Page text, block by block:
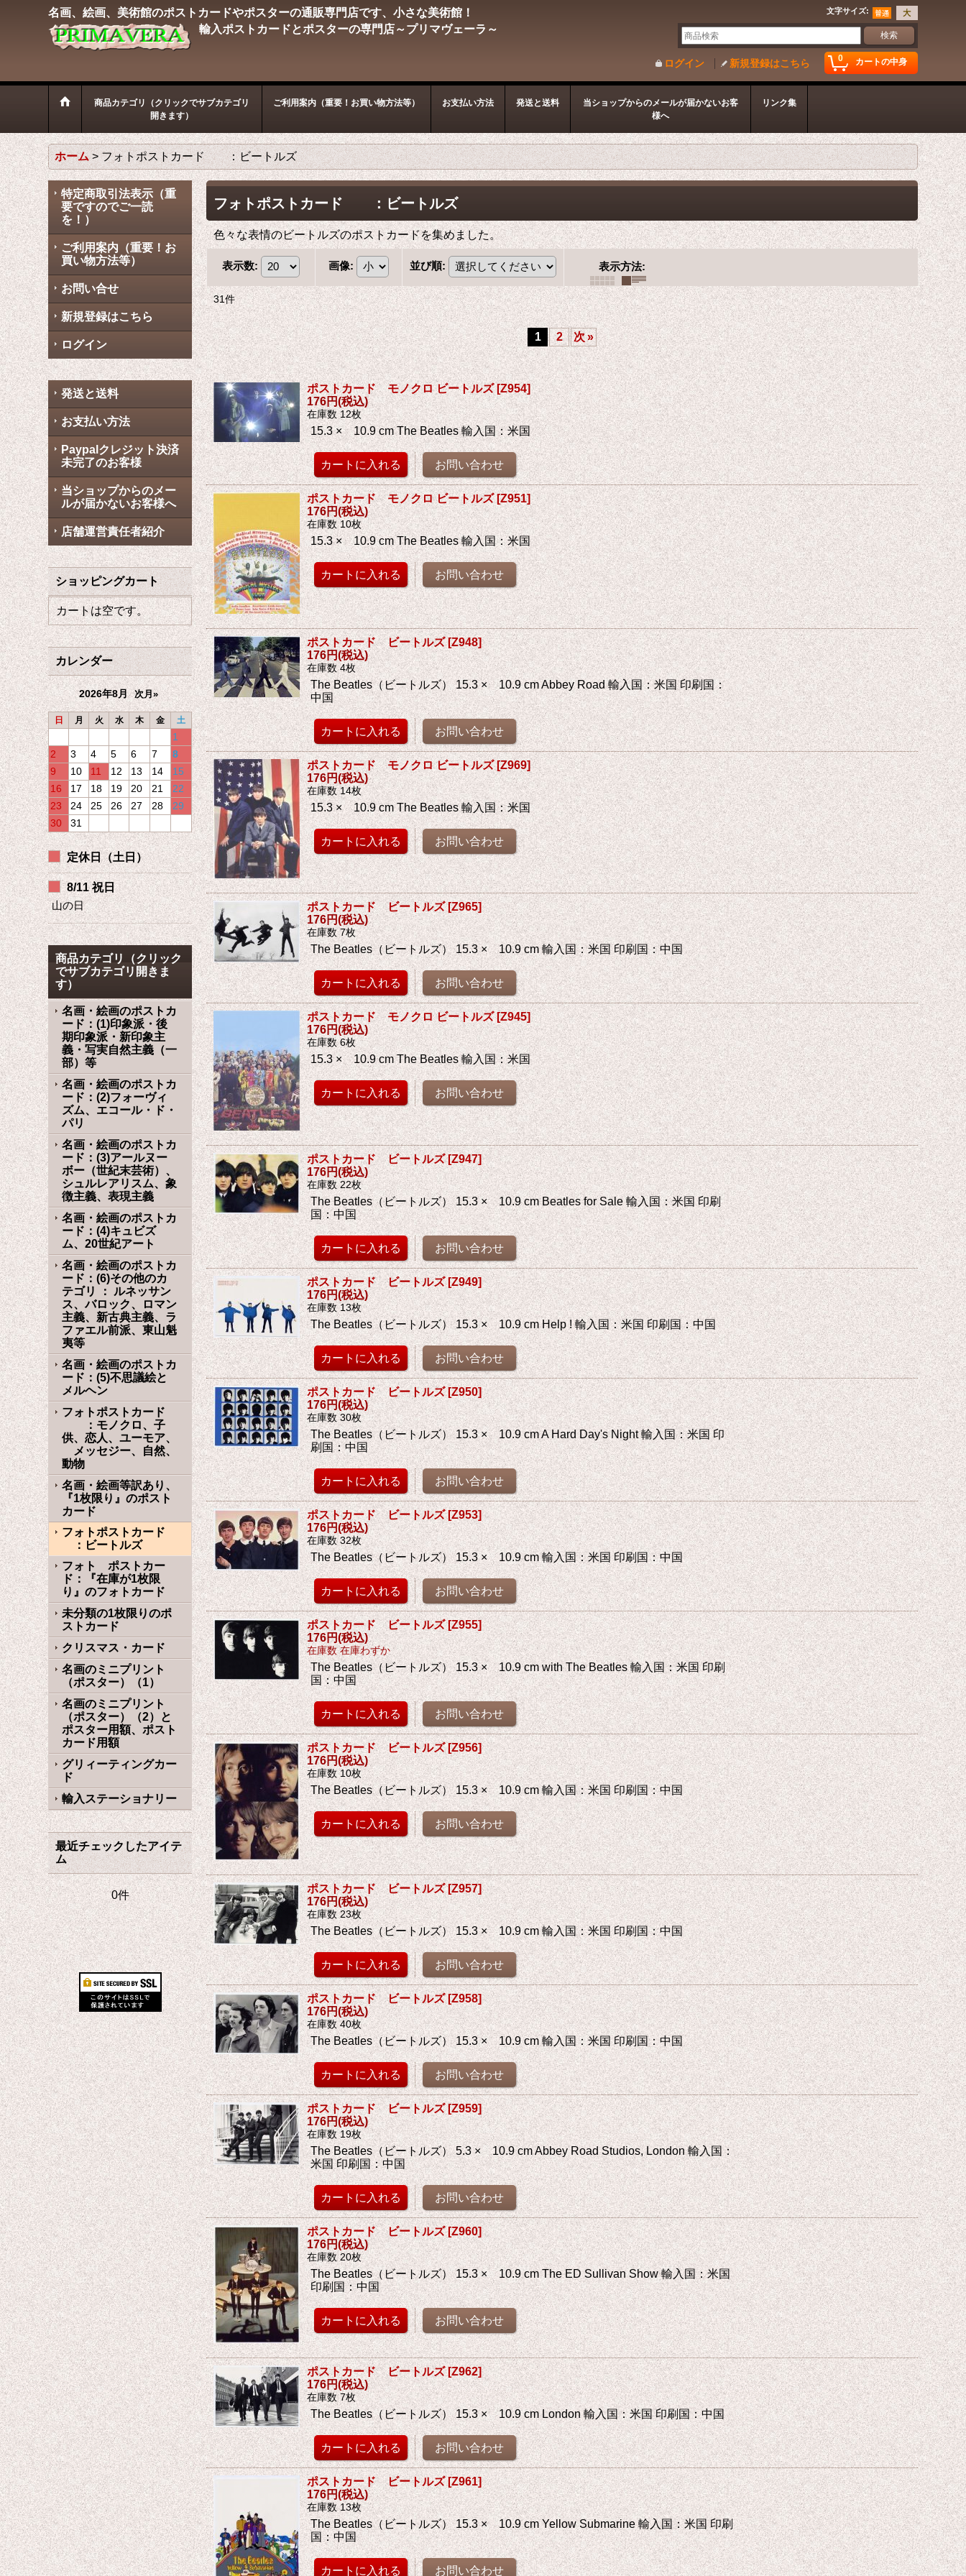
名画、絵画、美術館のポストカードやポスターの通販専門店です、小さな美術館！ 文字サイズ:
輸入ポストカードとポスターの専門店～プリマヴェーラ～
0 カートの中身
ログイン 新規登録はこちら
商品カテゴリ（クリックでサブカテゴリ
開きます）
ご利用案内（重要！お買い物方法等） お支払い方法 発送と送料
当ショップからのメールが届かないお客
様へ
リンク集
ホーム > フォトポストカード ：ビートルズ
特定商取引法表示（重
要ですのでご一読
を！）
ご利用案内（重要！お
買い物方法等）
お問い合せ
新規登録はこちら
ログイン
発送と送料
お支払い方法
Paypalクレジット決済
未完了のお客様
当ショップからのメー
ルが届かないお客様へ
店舗運営責任者紹介
ショッピングカート
カートは空です。
カレンダー
2026年8月 次月»
日 月 火 水 木 金 土
1
2
3 4 5 6 7
8
9
10 11 12 13 14
15
16
17 18 19 20 21
22
23
24 25 26 27 28
29
30
31
定休日（土日）
8/11 祝日
山の日
商品カテゴリ（クリック
でサブカテゴリ開きま
す）
名画・絵画のポストカ
ード：(1)印象派・後
期印象派・新印象主
義・写実自然主義（一
部）等
名画・絵画のポストカ
ード：(2)フォーヴィ
ズム、エコール・ド・
パリ
名画・絵画のポストカ
ード：(3)アールヌー
ボー（世紀末芸術）、
シュルレアリスム、象
徴主義、表現主義
名画・絵画のポストカ
ード：(4)キュビズ
ム、20世紀アート
名画・絵画のポストカ
ード：(6)その他のカ
テゴリ ： ルネッサン
ス、バロック、ロマン
主義、新古典主義、ラ
ファエル前派、東山魁
夷等
名画・絵画のポストカ
ード：(5)不思議絵と
メルヘン
フォトポストカード
：モノクロ、子
供、恋人、ユーモア、
メッセジー、自然、
動物
名画・絵画等訳あり、
『1枚限り』のポスト
カード
フォトポストカード
：ビートルズ
フォト ポストカー
ド：『在庫が1枚限
り』のフォトカード
未分類の1枚限りのポ
ストカード
クリスマス・カード
名画のミニプリント
（ポスター）（1）
名画のミニプリント
（ポスター）（2）と
ポスター用額、ポスト
カード用額
グリィーティングカー
ド
輸入ステーショナリー
最近チェックしたアイテ
ム
0件
フォトポストカード ：ビートルズ
色々な表情のビートルズのポストカードを集めました。
表示数: 画像: 並び順: 表示方法:
31件
1 2 次 »
ポストカード モノクロ ビートルズ [Z954]
176円(税込)
在庫数 12枚
15.3 × 10.9 cm The Beatles 輸入国：米国
ポストカード モノクロ ビートルズ [Z951]
176円(税込)
在庫数 10枚
15.3 × 10.9 cm The Beatles 輸入国：米国
ポストカード ビートルズ [Z948]
176円(税込)
在庫数 4枚
The Beatles（ビートルズ） 15.3 × 10.9 cm Abbey Road 輸入国：米国 印刷国：
中国
ポストカード モノクロ ビートルズ [Z969]
176円(税込)
在庫数 14枚
15.3 × 10.9 cm The Beatles 輸入国：米国
ポストカード ビートルズ [Z965]
176円(税込)
在庫数 7枚
The Beatles（ビートルズ） 15.3 × 10.9 cm 輸入国：米国 印刷国：中国
ポストカード モノクロ ビートルズ [Z945]
176円(税込)
在庫数 6枚
15.3 × 10.9 cm The Beatles 輸入国：米国
ポストカード ビートルズ [Z947]
176円(税込)
在庫数 22枚
The Beatles（ビートルズ） 15.3 × 10.9 cm Beatles for Sale 輸入国：米国 印刷
国：中国
ポストカード ビートルズ [Z949]
176円(税込)
在庫数 13枚
The Beatles（ビートルズ） 15.3 × 10.9 cm Help ! 輸入国：米国 印刷国：中国
ポストカード ビートルズ [Z950]
176円(税込)
在庫数 30枚
The Beatles（ビートルズ） 15.3 × 10.9 cm A Hard Day's Night 輸入国：米国 印
刷国：中国
ポストカード ビートルズ [Z953]
176円(税込)
在庫数 32枚
The Beatles（ビートルズ） 15.3 × 10.9 cm 輸入国：米国 印刷国：中国
ポストカード ビートルズ [Z955]
176円(税込)
在庫数 在庫わずか
The Beatles（ビートルズ） 15.3 × 10.9 cm with The Beatles 輸入国：米国 印刷
国：中国
ポストカード ビートルズ [Z956]
176円(税込)
在庫数 10枚
The Beatles（ビートルズ） 15.3 × 10.9 cm 輸入国：米国 印刷国：中国
ポストカード ビートルズ [Z957]
176円(税込)
在庫数 23枚
The Beatles（ビートルズ） 15.3 × 10.9 cm 輸入国：米国 印刷国：中国
ポストカード ビートルズ [Z958]
176円(税込)
在庫数 40枚
The Beatles（ビートルズ） 15.3 × 10.9 cm 輸入国：米国 印刷国：中国
ポストカード ビートルズ [Z959]
176円(税込)
在庫数 19枚
The Beatles（ビートルズ） 5.3 × 10.9 cm Abbey Road Studios, London 輸入国：
米国 印刷国：中国
ポストカード ビートルズ [Z960]
176円(税込)
在庫数 20枚
The Beatles（ビートルズ） 15.3 × 10.9 cm The ED Sullivan Show 輸入国：米国
印刷国：中国
ポストカード ビートルズ [Z962]
176円(税込)
在庫数 7枚
The Beatles（ビートルズ） 15.3 × 10.9 cm London 輸入国：米国 印刷国：中国
ポストカード ビートルズ [Z961]
176円(税込)
在庫数 13枚
The Beatles（ビートルズ） 15.3 × 10.9 cm Yellow Submarine 輸入国：米国 印刷
国：中国